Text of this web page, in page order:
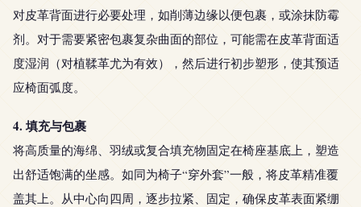
对皮革背面进行必要处理，如削薄边缘以便包裹，或涂抹防霉
剂。对于需要紧密包裹复杂曲面的部位，可能需在皮革背面适
度湿润（对植鞣革尤为有效），然后进行初步塑形，使其预适
应椅面弧度。
4. 填充与包裹
将高质量的海绵、羽绒或复合填充物固定在椅座基底上，塑造
出舒适饱满的坐感。如同为椅子“穿外套”一般，将皮革精准覆
盖其上。从中心向四周，逐步拉紧、固定，确保皮革表面紧绷